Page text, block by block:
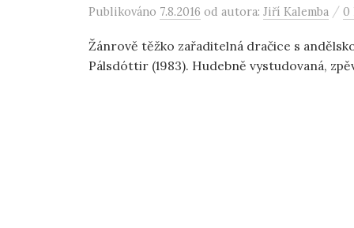
Publikováno 7.8.2016 od autora: Jiří Kalemba / 0
Žánrově těžko zařaditelná dračice s
Pálsdóttir (1983). Hudebně vystudovaná,